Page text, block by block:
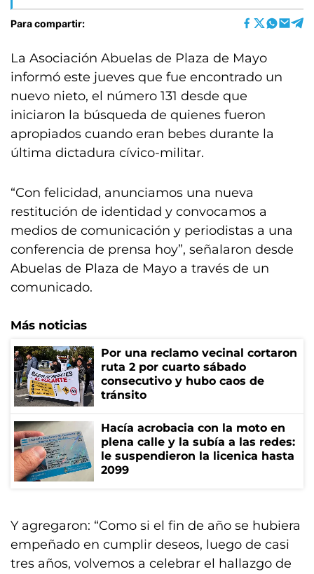
Para compartir:
La Asociación Abuelas de Plaza de Mayo
informó este jueves que fue encontrado un
nuevo nieto, el número 131 desde que
iniciaron la búsqueda de quienes fueron
apropiados cuando eran bebes durante la
última dictadura cívico-militar.
“Con felicidad, anunciamos una nueva
restitución de identidad y convocamos a
medios de comunicación y periodistas a una
conferencia de prensa hoy”, señalaron desde
Abuelas de Plaza de Mayo a través de un
comunicado.
Más noticias
Por una reclamo vecinal cortaron
ruta 2 por cuarto sábado
consecutivo y hubo caos de
tránsito
Hacía acrobacia con la moto en
plena calle y la subía a las redes:
le suspendieron la licenica hasta
2099
Y agregaron: “Como si el fin de año se hubiera
empeñado en cumplir deseos, luego de casi
tres años, volvemos a celebrar el hallazgo de